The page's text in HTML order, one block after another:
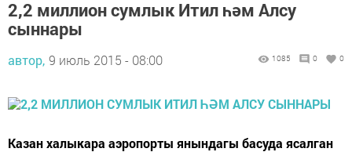
2,2 миллион сумлык Итил һәм Алсу
сыннары
автор, 9 июль 2015 - 08:00 1085 0 0
Казан халыкара аэропорты янындагы басуда ясалган